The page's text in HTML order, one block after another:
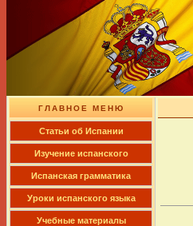
ГЛАВНОЕ МЕНЮ
Cтатьи об Испании
Изучение испанского
Испанская грамматика
Уроки испанского языка
Учебные материалы